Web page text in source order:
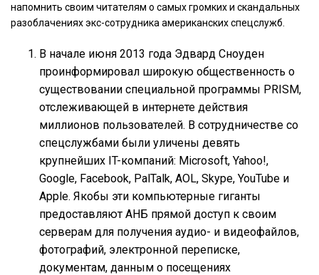
напомнить своим читателям о самых громких и скандальных
разоблачениях экс-сотрудника американских спецслужб.
В начале июня 2013 года Эдвард Сноуден
проинформировал широкую общественность о
существовании специальной программы PRISM,
отслеживающей в интернете действия
миллионов пользователей. В сотрудничестве со
спецслужбами были уличены девять
крупнейших IT-компаний: Microsoft, Yahoo!,
Google, Facebook, PalTalk, AOL, Skype, YouTube и
Apple. Якобы эти компьютерные гиганты
предоставляют АНБ прямой доступ к своим
серверам для получения аудио- и видеофайлов,
фотографий, электронной переписке,
документам, данным о посещениях